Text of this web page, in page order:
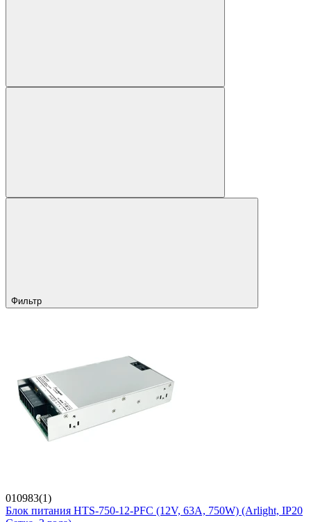
Фильтр
010983(1)
Блок питания HTS-750-12-PFC (12V, 63A, 750W) (Arlight, IP20